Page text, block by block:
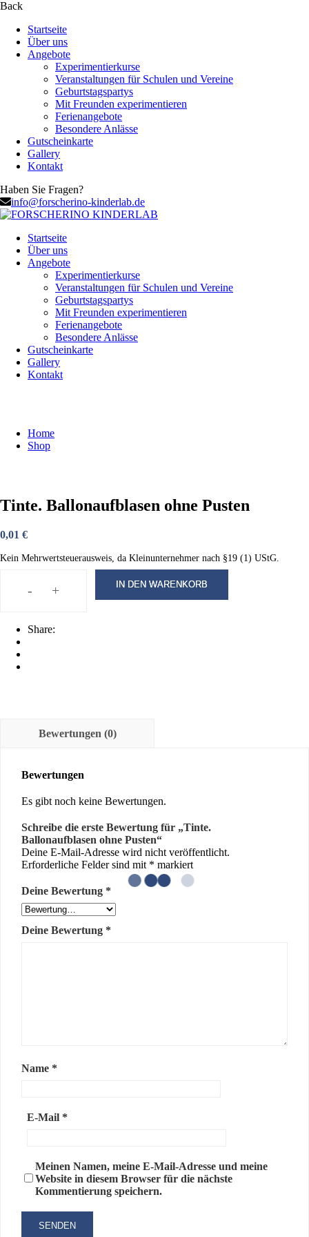
Back
Startseite
Über uns
Angebote
Experimentierkurse
Veranstaltungen für Schulen und Vereine
Geburtstagspartys
Mit Freunden experimentieren
Ferienangebote
Besondere Anlässe
Gutscheinkarte
Gallery
Kontakt
Haben Sie Fragen?
info@forscherino-kinderlab.de
Startseite
Über uns
Angebote
Experimentierkurse
Veranstaltungen für Schulen und Vereine
Geburtstagspartys
Mit Freunden experimentieren
Ferienangebote
Besondere Anlässe
Gutscheinkarte
Gallery
Kontakt
Home
Shop
Tinte. Ballonaufblasen ohne Pusten
0,01 €
Kein Mehrwertsteuerausweis, da Kleinunternehmer nach §19 (1) UStG.
-
Tinte.
Pusten
+ IN DEN WARENKORB
Share:
Bewertungen (0)
Bewertungen
Es gibt noch keine Bewertungen.
Schreibe die erste Bewertung für „Tinte.
Ballonaufblasen ohne Pusten“
Deine E-Mail-Adresse wird nicht veröffentlicht.
Erforderliche Felder sind mit * markiert
Deine Bewertung *
Deine Bewertung *
Name *
E-Mail *
Meinen Namen, meine E-Mail-Adresse und meine
Website in diesem Browser für die nächste
Kommentierung speichern.